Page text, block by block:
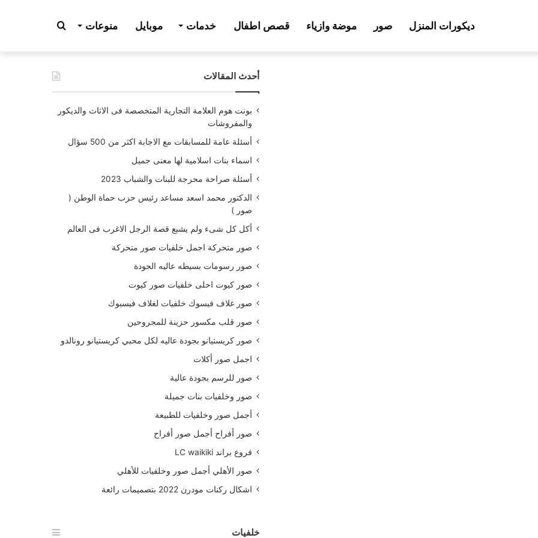
ديكورات المنزل صور موضة وازياء قصص اطفال خدمات موبايل منوعات بحث
عن أحدث المقالات
بونت هوم العلامة التجارية المتخصصة فى الاثاث والديكور
والمفروشات
أسئلة عامة للمسابقات مع الاجابة اكثر من 500 سؤال
اسماء بنات اسلامية لها معنى جميل
أسئلة صراحة محرجة للبنات والشباب 2023
الدكتور محمد اسعد مساعد رئيس حزب حماة الوطن (
صور )
أكل كل شىء ولم يشبع قصة الرجل الاغرب فى العالم
صور متحركة اجمل خلفيات صور متحركة
صور رسومات بسيطه عاليه الجودة
صور كيوت احلى خلفيات صور كيوت
صور غلاف فيسوك خلفيات لغلاف فيسبوك
صور قلب مكسور حزينة للمجروحين
صور كريستيانو بجودة عاليه لكل محبي كريستيانو رونالدو
اجمل صور أكلات
صور للرسم بجودة عالية
صور وخلفيات بنات جميلة
أجمل صور وخلفيات للطبيعة
صور أفراح أجمل صور أفراح
فروع براند LC waikiki
صور الأهلي أجمل صور وخلفيات للأهلي
اشكال ركنات مودرن 2022 بتصميمات رائعة
خلفيات